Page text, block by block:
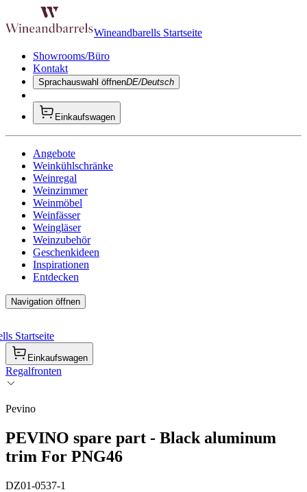
Wineandbarells Startseite
Showrooms/Büro
Kontakt
Sprachauswahl öffnenDE/Deutsch
Einkaufswagen
Angebote
Weinkühlschränke
Weinregal
Weinzimmer
Weinmöbel
Weinfässer
Weingläser
Weinzubehör
Geschenkideen
Inspirationen
Entdecken
Navigation öffnen
Startseite
Einkaufswagen
Regalfronten
Pevino
PEVINO spare part - Black aluminum
trim For PNG46
DZ01-0537-1